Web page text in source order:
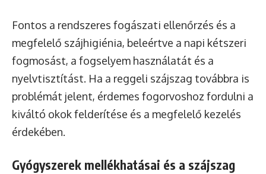
Fontos a rendszeres fogászati ellenőrzés és a
megfelelő szájhigiénia, beleértve a napi kétszeri
fogmosást, a fogselyem használatát és a
nyelvtisztítást. Ha a reggeli szájszag továbbra is
problémát jelent, érdemes fogorvoshoz fordulni a
kiváltó okok felderítése és a megfelelő kezelés
érdekében.
Gyógyszerek mellékhatásai és a szájszag